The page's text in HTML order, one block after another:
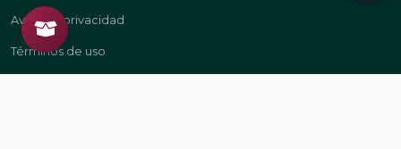
Aviso de privacidad
Términos de uso